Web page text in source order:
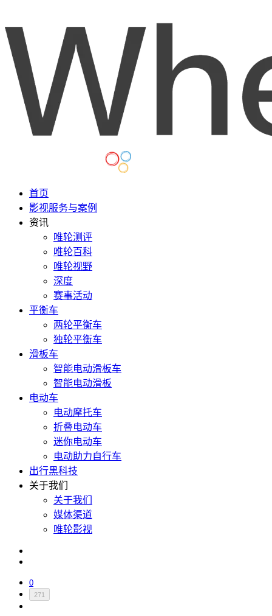
首页
影视服务与案例
资讯
唯轮测评
唯轮百科
唯轮视野
深度
赛事活动
平衡车
两轮平衡车
独轮平衡车
滑板车
智能电动滑板车
智能电动滑板
电动车
电动摩托车
折叠电动车
迷你电动车
电动助力自行车
出行黑科技
关于我们
关于我们
媒体渠道
唯轮影视
0
271